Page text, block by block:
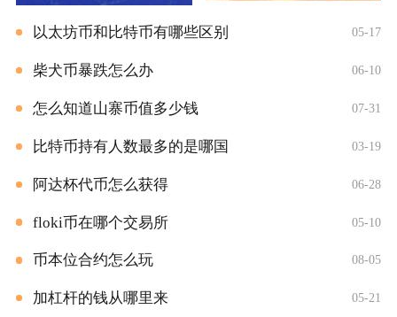
以太坊币和比特币有哪些区别 05-17
柴犬币暴跌怎么办 06-10
怎么知道山寨币值多少钱 07-31
比特币持有人数最多的是哪国 03-19
阿达杯代币怎么获得 06-28
floki币在哪个交易所 05-10
币本位合约怎么玩 08-05
加杠杆的钱从哪里来 05-21